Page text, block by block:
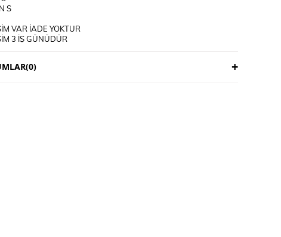
S
VAR İADE YOKTUR
3 İŞ GÜNÜDÜR
(0)